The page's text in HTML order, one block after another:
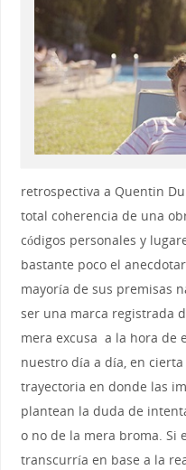
retrospectiva a Quentin
total coherencia de una
códigos personales y
bastante poco el
mayoría de sus premisas
ser una marca registrada
mera excusa a la hora de
nuestro día a día, en
trayectoria en donde las
plantean la duda de
o no de la mera broma. Si
transcurría en base a la